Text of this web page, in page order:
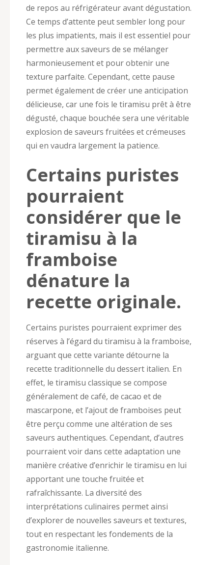
de repos au réfrigérateur avant dégustation.
Ce temps d’attente peut sembler long pour
les plus impatients, mais il est essentiel pour
permettre aux saveurs de se mélanger
harmonieusement et pour obtenir une
texture parfaite. Cependant, cette pause
permet également de créer une anticipation
délicieuse, car une fois le tiramisu prêt à être
dégusté, chaque bouchée sera une véritable
explosion de saveurs fruitées et crémeuses
qui en vaudra largement la patience.
Certains puristes
pourraient
considérer que le
tiramisu à la
framboise
dénature la
recette originale.
Certains puristes pourraient exprimer des
réserves à l’égard du tiramisu à la framboise,
arguant que cette variante détourne la
recette traditionnelle du dessert italien. En
effet, le tiramisu classique se compose
généralement de café, de cacao et de
mascarpone, et l’ajout de framboises peut
être perçu comme une altération de ses
saveurs authentiques. Cependant, d’autres
pourraient voir dans cette adaptation une
manière créative d’enrichir le tiramisu en lui
apportant une touche fruitée et
rafraîchissante. La diversité des
interprétations culinaires permet ainsi
d’explorer de nouvelles saveurs et textures,
tout en respectant les fondements de la
gastronomie italienne.